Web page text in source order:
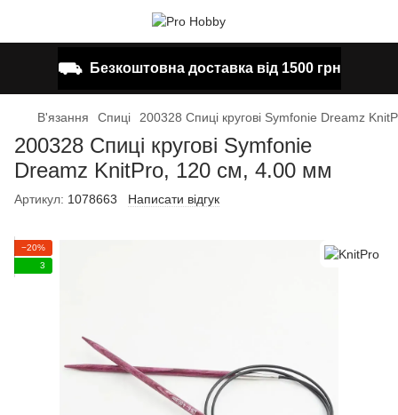
⛟ Безкоштовна доставка від 1500 грн
В'язання Спиці 200328 Спиці кругові Symfonie Dreamz
200328 Спиці кругові Symfonie
Dreamz KnitPro, 120 см, 4.00 мм
Артикул: 1078663 Написати відгук
−20%
3